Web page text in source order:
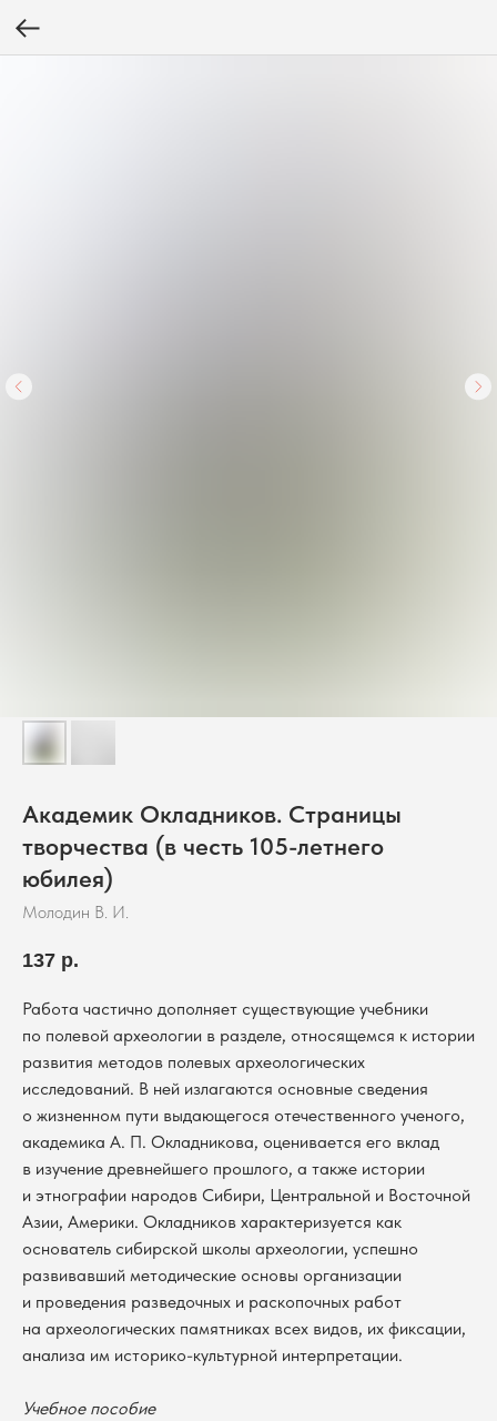
Академик Окладников. Страницы
творчества (в честь 105-летнего
юбилея)
Молодин В. И.
137 р.
Работа частично дополняет существующие учебники
по полевой археологии в разделе, относящемся к истории
развития методов полевых археологических
исследований. В ней излагаются основные сведения
о жизненном пути выдающегося отечественного ученого,
академика А. П. Окладникова, оценивается его вклад
в изучение древнейшего прошлого, а также истории
и этнографии народов Сибири, Центральной и Восточной
Азии, Америки. Окладников характеризуется как
основатель сибирской школы археологии, успешно
развивавший методические основы организации
и проведения разведочных и раскопочных работ
на археологических памятниках всех видов, их фиксации,
анализа им историко-культурной интерпретации.
Учебное пособие